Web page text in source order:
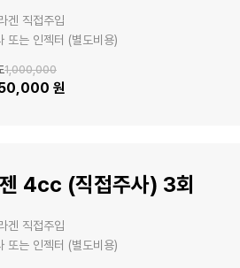
겐 직접주입
또는 인젝터 (별도비용)
1,000,000
원
4cc (직접주사) 3회
겐 직접주입
또는 인젝터 (별도비용)